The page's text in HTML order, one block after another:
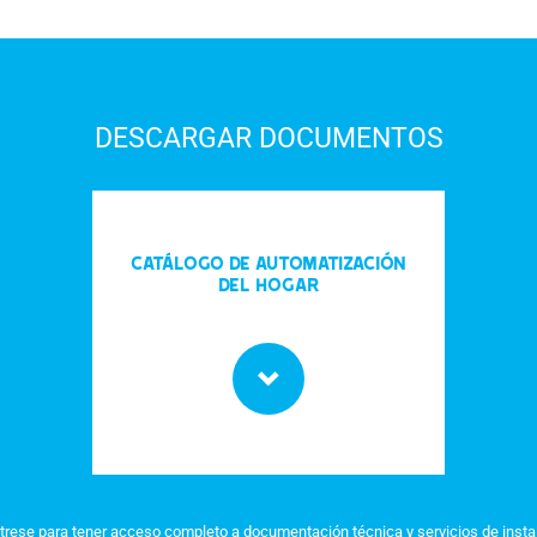
DESCARGAR DOCUMENTOS
Catálogo de automatización
del hogar
para tener acceso completo a documentación técnica y servicios de